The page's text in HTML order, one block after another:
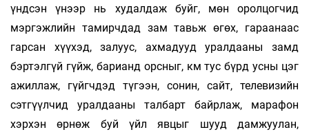
үндсэн үнээр нь худалдаж буйг, мөн оролцогчид
мэргэжлийн тамирчдад зам тавьж өгөх, гараанаас
гарсан хүүхэд, залуус, ахмадууд уралдааны замд
бэртэлгүй гүйж, барианд орсныг, км тус бүрд усны цэг
ажиллаж, гүйгчдэд түгээн, сонин, сайт, телевизийн
сэтгүүлчид уралдааны талбарт байрлаж, марафон
хэрхэн өрнөж буй үйл явцыг шууд дамжуулан,